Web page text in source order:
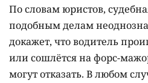
По словам юристов,
подобным делам
докажет, что водитель
или сошлётся на форс-
могут отказать. В любом